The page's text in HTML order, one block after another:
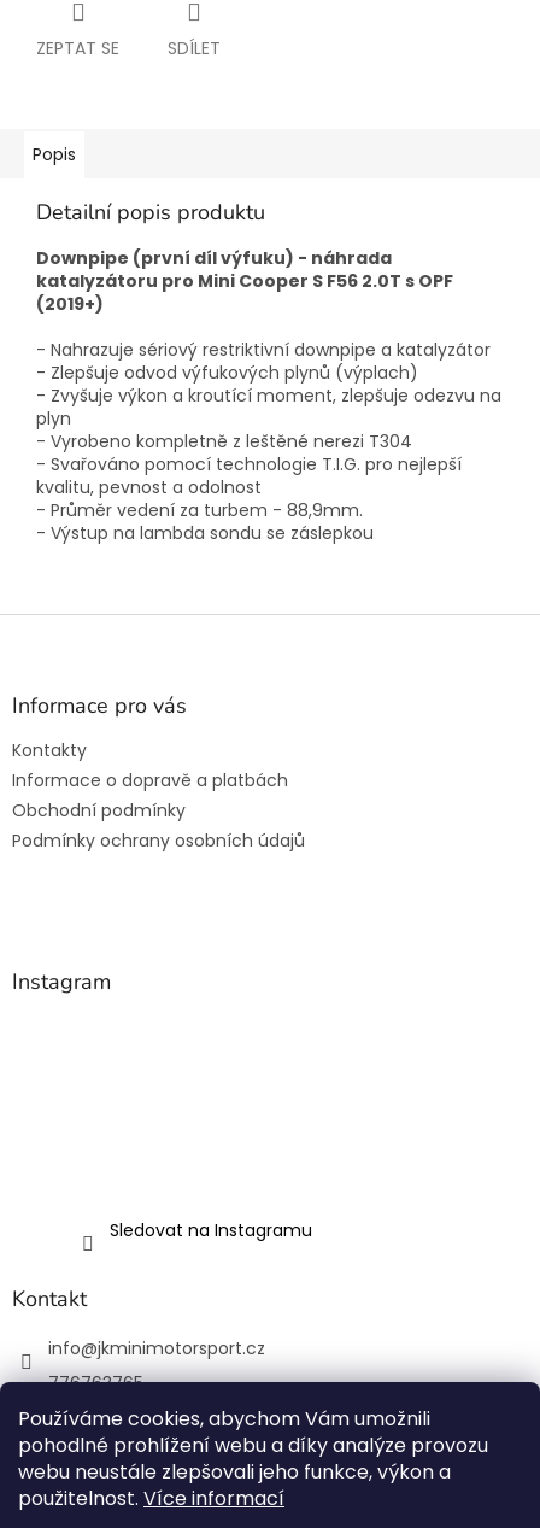
Používáme cookies, abychom Vám umožnili
pohodlné prohlížení webu a díky analýze provozu
webu neustále zlepšovali jeho funkce, výkon a
použitelnost. Více informací
ZEPTAT SE SDÍLET
Popis
Detailní popis produktu
Downpipe (první díl výfuku) - náhrada
katalyzátoru pro Mini Cooper S F56 2.0T s OPF
(2019+)
- Nahrazuje sériový restriktivní downpipe a katalyzátor
- Zlepšuje odvod výfukových plynů (výplach)
- Zvyšuje výkon a kroutící moment, zlepšuje odezvu na
plyn
- Vyrobeno kompletně z leštěné nerezi T304
- Svařováno pomocí technologie T.I.G. pro nejlepší
kvalitu, pevnost a odolnost
- Průměr vedení za turbem - 88,9mm.
- Výstup na lambda sondu se záslepkou
Z
Informace pro vás
Kontakty
Informace o dopravě a platbách
Obchodní podmínky
Podmínky ochrany osobních údajů
Instagram
Sledovat na Instagramu
Kontakt
info@jkminimotorsport.cz
776763765
JK MINI Motorsport
JKMiniMotorsport.cz